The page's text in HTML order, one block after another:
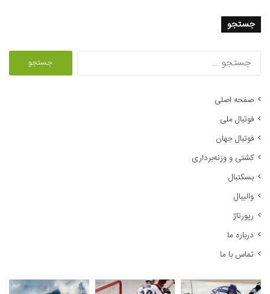
جستجو
صفحه اصلی
فوتبال ملی
فوتبال جهان
کشتی و وزنه‌برداری
بسکتبال
والیبال
رپورتاژ
درباره ما
تماس با ما